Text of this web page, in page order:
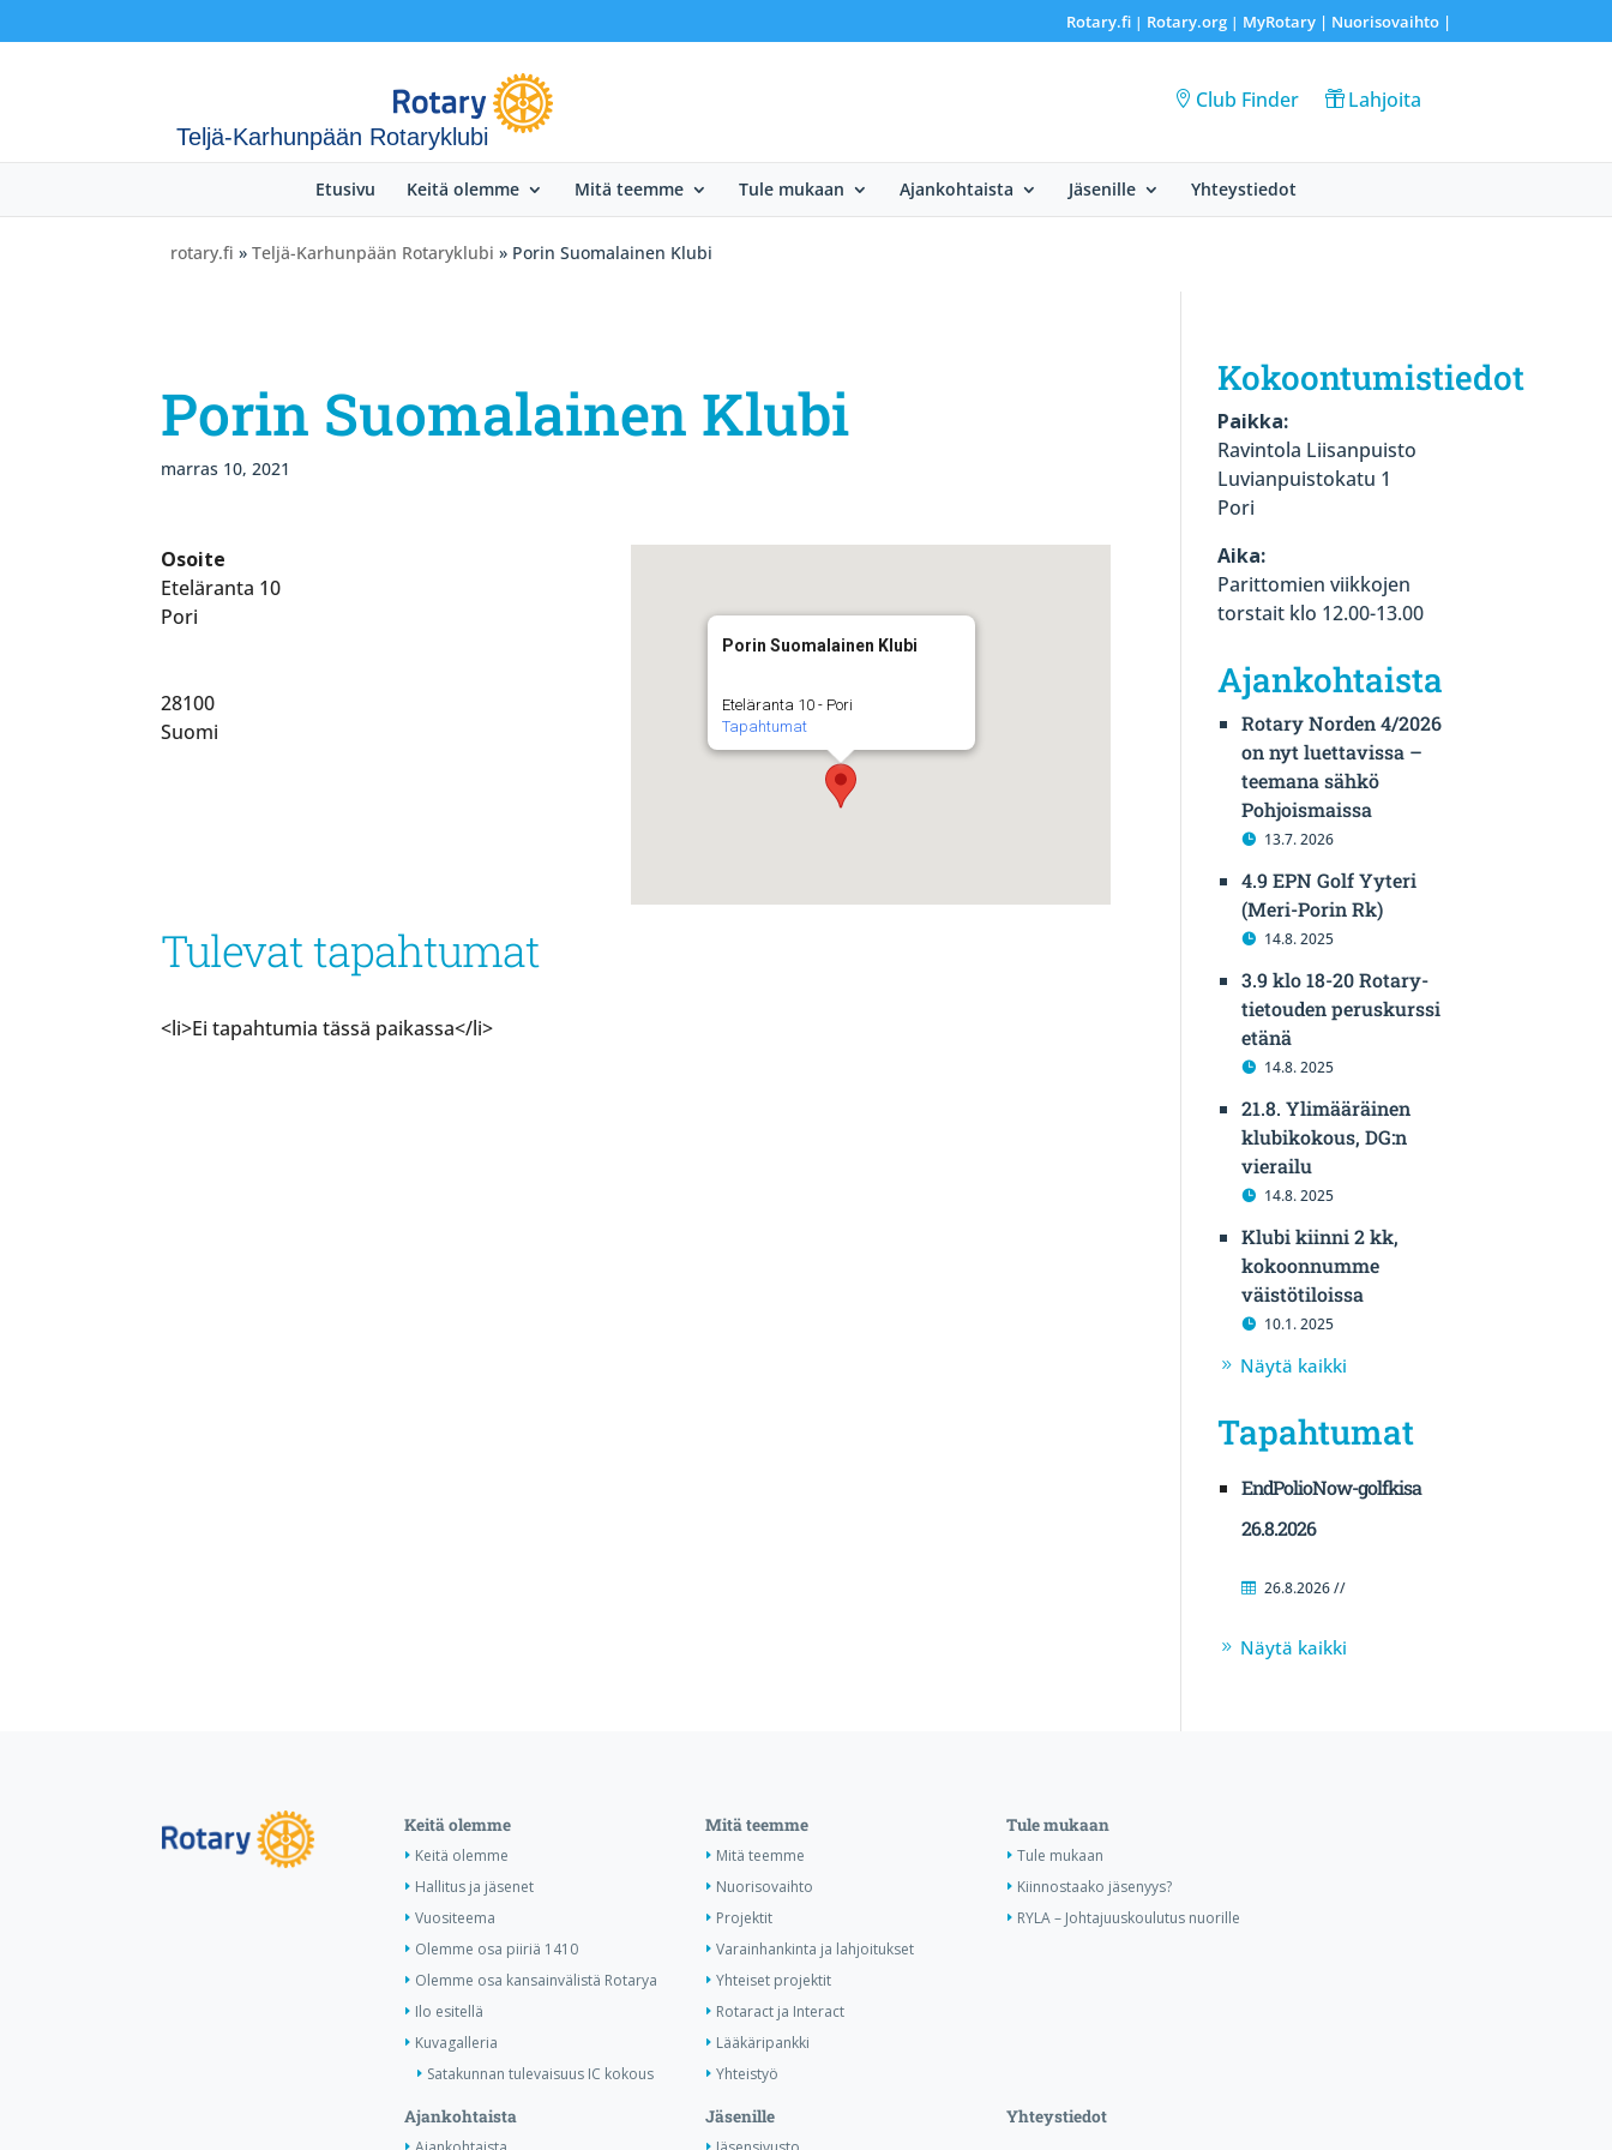
Rotary.fi| Rotary.org| MyRotary | Nuorisovaihto|
Teljä-Karhunpään Rotaryklubi
Club Finder Lahjoita
Etusivu Keitä olemme Mitä teemme Tule mukaan Ajankohtaista Jäsenille Yhteystiedot
rotary.fi » Teljä-Karhunpään Rotaryklubi » Porin Suomalainen Klubi
Porin Suomalainen Klubi
marras 10, 2021
Porin Suomalainen Klubi
Eteläranta 10 - Pori
Tapahtumat
Osoite
Eteläranta 10
Pori
28100
Suomi
Tulevat tapahtumat
<li>Ei tapahtumia tässä paikassa</li>
Kokoontumistiedot
Paikka:
Ravintola Liisanpuisto
Luvianpuistokatu 1
Pori
Aika:
Parittomien viikkojen
torstait klo 12.00-13.00
Ajankohtaista
Rotary Norden 4/2026
on nyt luettavissa –
teemana sähkö
Pohjoismaissa
13.7. 2026
4.9 EPN Golf Yyteri
(Meri-Porin Rk)
14.8. 2025
3.9 klo 18-20 Rotary-
tietouden peruskurssi
etänä
14.8. 2025
21.8. Ylimääräinen
klubikokous, DG:n
vierailu
14.8. 2025
Klubi kiinni 2 kk,
kokoonnumme
väistötiloissa
10.1. 2025
Näytä kaikki
Tapahtumat
EndPolioNow-golfkisa
26.8.2026
26.8.2026 //
Näytä kaikki
Keitä olemme
Keitä olemme
Hallitus ja jäsenet
Vuositeema
Olemme osa piiriä 1410
Olemme osa kansainvälistä Rotarya
Ilo esitellä
Kuvagalleria
Satakunnan tulevaisuus IC kokous
Mitä teemme
Mitä teemme
Nuorisovaihto
Projektit
Varainhankinta ja lahjoitukset
Yhteiset projektit
Rotaract ja Interact
Lääkäripankki
Yhteistyö
Tule mukaan
Tule mukaan
Kiinnostaako jäsenyys?
RYLA – Johtajuuskoulutus nuorille
Ajankohtaista Jäsenille Yhteystiedot